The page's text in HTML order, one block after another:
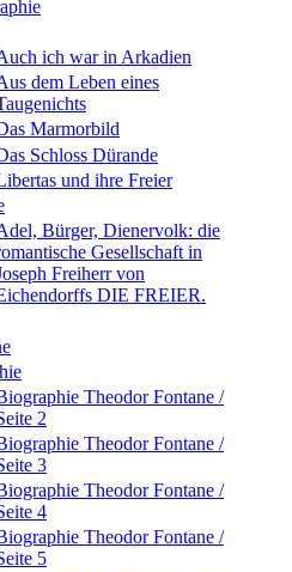
ich war in Arkadien
dem Leben eines
Marmorbild
Schloss Dürande
und ihre Freier
Bürger, Dienervolk: die
Gesellschaft in
Freiherr von
DIE FREIER.
Theodor Fontane /
2
Theodor Fontane /
3
Theodor Fontane /
4
Theodor Fontane /
5